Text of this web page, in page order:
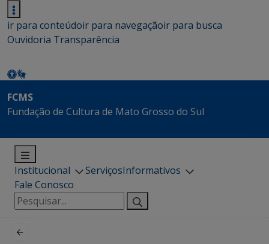
ir para conteúdoir para navegaçãoir para busca
Ouvidoria Transparência
FCMS
Fundação de Cultura de Mato Grosso do Sul
Institucional ServiçosInformativos
Fale Conosco
Pesquisar
por: